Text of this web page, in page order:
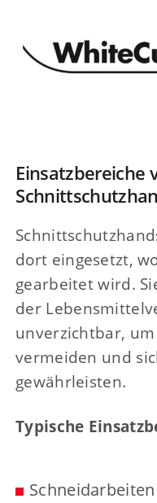
Einsatzbereiche
dort eingesetzt,
gearbeitet wird.
der
unverzichtbar,
vermeiden und
gewährleisten.
Typische